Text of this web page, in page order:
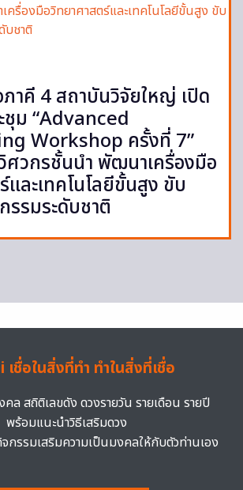
าคี 4 สถาบันวิจัยใหญ่ เปิด
ชุม “Advanced
Workshop ครั้งที่ 7”
ศวกรชั้นนำ พัฒนาเครื่องมือ
ละเทคโนโลยีขั้นสูง ขับ
รรมระดับชาติ
เชื่อในสิ่งที่ทำ ทำในสิ่งที่เชื่อ
คล สถิติเลขดัง ดวงรายวัน รายเดือน รายปี
พร้อมแนะนำวิธีเสริมดวง
กรรมเสริมความเป็นมงคลให้กับตัวท่านเอง